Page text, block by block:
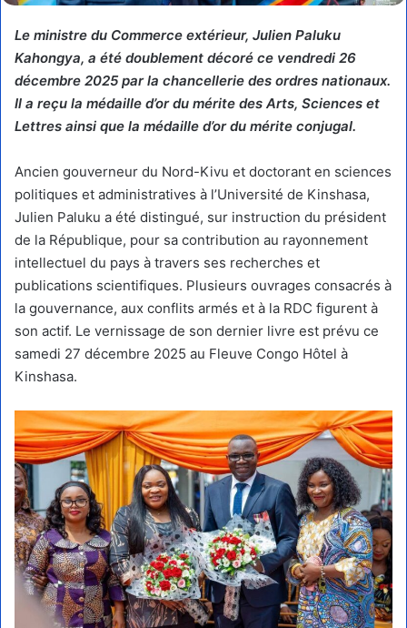
Le ministre du Commerce extérieur, Julien Paluku
Kahongya, a été doublement décoré ce vendredi 26
décembre 2025 par la chancellerie des ordres nationaux.
Il a reçu la médaille d’or du mérite des Arts, Sciences et
Lettres ainsi que la médaille d’or du mérite conjugal.
Ancien gouverneur du Nord-Kivu et doctorant en sciences
politiques et administratives à l’Université de Kinshasa,
Julien Paluku a été distingué, sur instruction du président
de la République, pour sa contribution au rayonnement
intellectuel du pays à travers ses recherches et
publications scientifiques. Plusieurs ouvrages consacrés à
la gouvernance, aux conflits armés et à la RDC figurent à
son actif. Le vernissage de son dernier livre est prévu ce
samedi 27 décembre 2025 au Fleuve Congo Hôtel à
Kinshasa.